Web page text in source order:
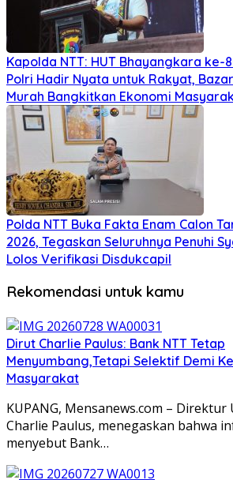
Kapolda NTT: HUT Bhayangkara ke-
Polri Hadir Nyata untuk Rakyat,
Murah Bangkitkan Ekonomi
Polda NTT Buka Fakta Enam Calon
2026, Tegaskan Seluruhnya Penuhi
Lolos Verifikasi Disdukcapil
Rekomendasi untuk kamu
Dirut Charlie Paulus: Bank NTT Tetap
Menyumbang,Tetapi Selektif Demi
Masyarakat
KUPANG, Mensanews.com –
Charlie Paulus, menegaskan bahwa
menyebut Bank…